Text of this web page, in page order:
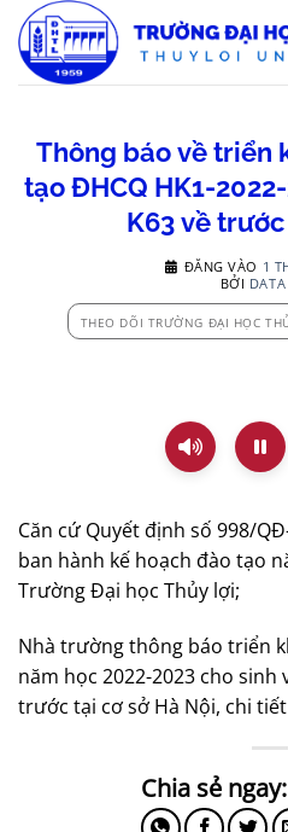
qua
nội
Thông báo về triển
tạo ĐHCQ HK1-
K63 về
ĐĂNG VÀO 1
BỞI
THEO DÕI TRƯỜNG ĐẠI HỌC
Căn cứ Quyết định số 998/
ban hành kế hoạch đào tạo
Trường Đại học Thủy lợi;
Nhà trường thông báo triển
năm học 2022-2023 cho sinh
trước tại cơ sở Hà Nội, chi